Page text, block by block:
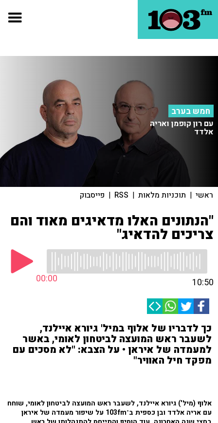
חמש בערב
עם רון קופמן ואריה
אלדד
ראשי | תוכניות מלאות |
RSS
| פייסבוק
"הנתונים האלו מדאיגים מאוד והם
צריכים להדאיג"
00:00 10:50
כך לדבריו של אלוף במיל' גיורא איילנד,
לשעבר ראש המועצה לביטחון לאומי, באשר
למעמדה של איראן • על הצבא: "לא מסכים עם
מפקד חיל האוויר"
אלוף (מיל') גיורא איילנד, לשעבר ראש המועצה לביטחון לאומי, שוחח
עם אריה אלדד ובן כספית ב־103fm על שיפור מעמדה של איראן